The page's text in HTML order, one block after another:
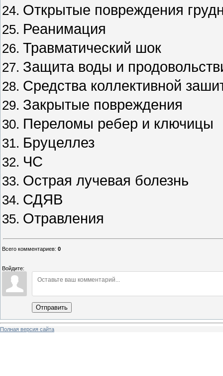
Открытые повреждения
Реанимация
Травматический шок
Защита воды и
Средства коллективной
Закрытые повреждения
Переломы ребер и ключицы
Бруцеллез
ЧС
Острая лучевая болезнь
СДЯВ
Отравления
Всего комментариев: 0
Войдите:
Отправить
Полная версия сайта